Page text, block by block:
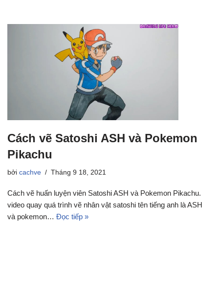
Cách vẽ Satoshi ASH và Pokemon
Pikachu
bởi cachve Tháng 9 18, 2021
Cách vẽ huấn luyện viên Satoshi ASH và Pokemon Pikachu.
video quay quá trình vẽ nhân vật satoshi tên tiếng anh là ASH
và pokemon… Đọc tiếp »